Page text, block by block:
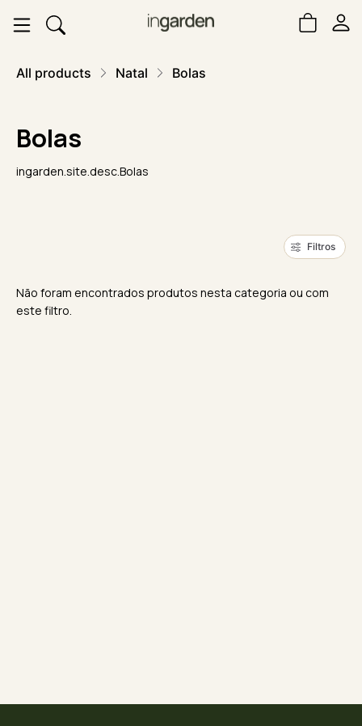
All products Natal Bolas
Bolas
ingarden.site.desc.Bolas
Filtros
Não foram encontrados produtos nesta categoria ou com
este filtro.